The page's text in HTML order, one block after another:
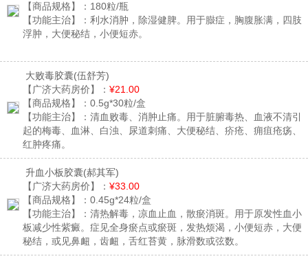
【商品规格】： 180粒/瓶
【功能主治】： 利水消肿，除湿健脾。用于臌症，胸腹胀满，四肢
浮肿，大便秘结，小便短赤。
大败毒胶囊(伍舒芳)
【广济大药房价】： ¥21.00
【商品规格】： 0.5g*30粒/盒
【功能主治】： 清血败毒、消肿止痛。用于脏腑毒热、血液不清引
起的梅毒、血淋、白浊、尿道刺痛、大便秘结、疥疮、痈疽疮疡、
红肿疼痛。
升血小板胶囊(郝其军)
【广济大药房价】： ¥33.00
【商品规格】： 0.45g*24粒/盒
【功能主治】： 清热解毒，凉血止血，散瘀消斑。用于原发性血小
板减少性紫癜。症见全身瘀点或瘀斑，发热烦渴，小便短赤，大便
秘结，或见鼻衄，齿衄，舌红苔黄，脉滑数或弦数。